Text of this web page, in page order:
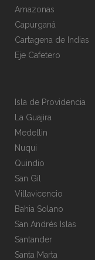
Amazonas
Capurganá
Cartagena de Indias
Eje Cafetero
Isla de Providencia
La Guajira
Medellin
Nuqui
Quindio
San Gil
Villavicencio
Bahia Solano
San Andrés Islas
Santander
Santa Marta